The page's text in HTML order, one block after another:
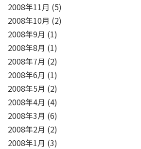
2008年11月 (5)
2008年10月 (2)
2008年9月 (1)
2008年8月 (1)
2008年7月 (2)
2008年6月 (1)
2008年5月 (2)
2008年4月 (4)
2008年3月 (6)
2008年2月 (2)
2008年1月 (3)